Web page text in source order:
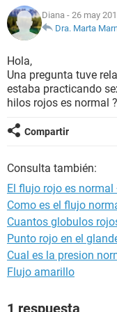
NUTRICIÓN
BIENESTAR
SEXUALIDAD
GLOSARIO
Diana - 26 may
Dra. Marta
Hola,
Una pregunta tuve
estaba practicando
hilos rojos es normal ?
Compartir
Consulta también:
El flujo rojo es normal
Como es el flujo
Cuantos globulos
Punto rojo en el
Cual es la presion
Flujo amarillo
1 respuesta